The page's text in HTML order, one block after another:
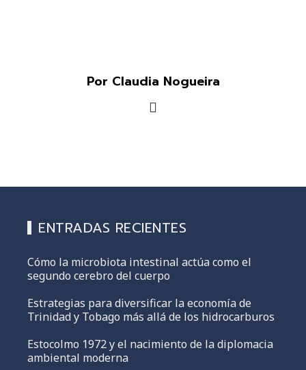
Por Claudia Nogueira
ENTRADAS RECIENTES
Cómo la microbiota intestinal actúa como el
segundo cerebro del cuerpo
Estrategias para diversificar la economía de
Trinidad y Tobago más allá de los hidrocarburos
Estocolmo 1972 y el nacimiento de la diplomacia
ambiental moderna